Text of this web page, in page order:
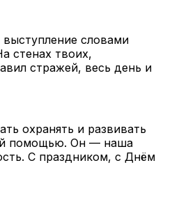
словами
стенах твоих,
стражей, весь день и
охранять и развивать
помощью. Он — наша
С праздником, с Днём